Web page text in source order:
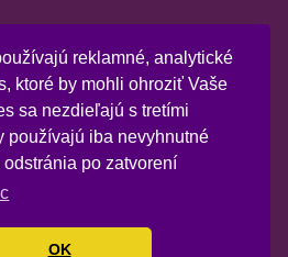
reklamné, analytické
ktoré by mohli ohroziť Vaše
sa nezdieľajú s tretími
používajú iba nevyhnutné
po zatvorení
OK